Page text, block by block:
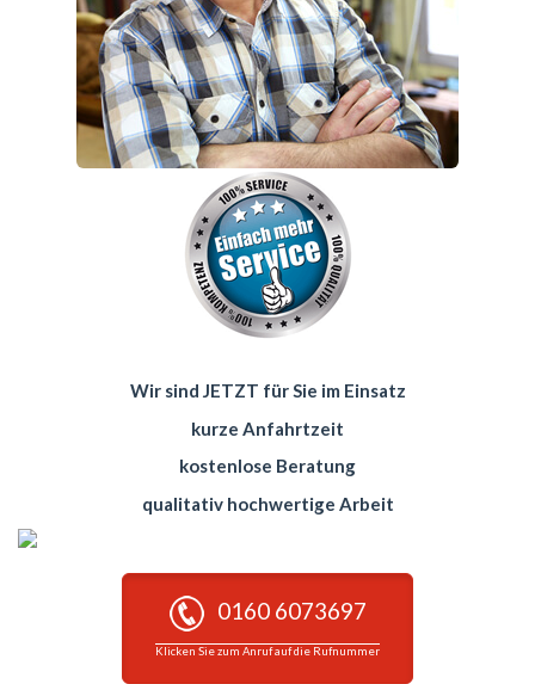
Wir sind JETZT für Sie im Einsatz
kurze Anfahrtzeit
kostenlose Beratung
qualitativ hochwertige Arbeit
0160 6073697
Klicken Sie zum Anruf auf die Rufnummer